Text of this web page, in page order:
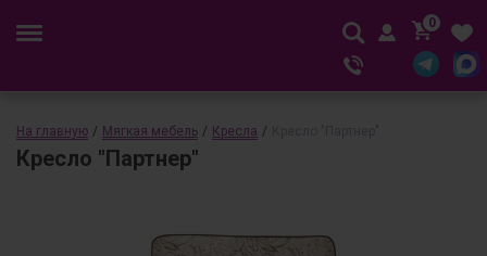
0
На главную / Мягкая мебель / Кресла /
Кресло "Партнер"